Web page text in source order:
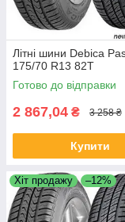
Літні шини Debica
175/70 R13 82T
Готово до відправки
2 867,04 ₴ 3 258 ₴
Купити
Хіт продажу –12%